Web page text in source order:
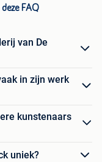
FAQ
van De
in zijn werk
kunstenaars
uniek?